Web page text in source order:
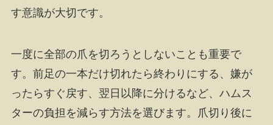
す意識が大切です。
一度に全部の爪を切ろうとしないことも重要で
す。前足の一本だけ切れたら終わりにする、嫌が
ったらすぐ戻す、翌日以降に分けるなど、ハムス
ターの負担を減らす方法を選びます。爪切り後に